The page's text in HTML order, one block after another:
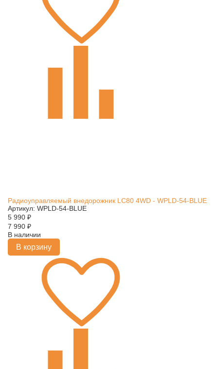
Радиоуправляемый внедорожник LC80 4WD - WPLD-54-BLUE
Артикул: WPLD-54-BLUE
5 990 ₽
7 990 ₽
В наличии
В корзину